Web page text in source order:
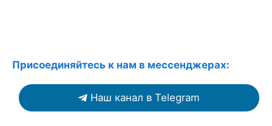
Присоединяйтесь к нам в мессенджерах:
Наш канал в Telegram